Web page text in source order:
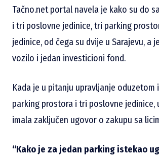
Tačno.net portal navela je kako su do
i tri poslovne jedinice, tri parking
jedinice, od čega su dvije u Sarajevu,
vozilo i jedan investicioni fond.
Kada je u pitanju upravljanje
parking prostora i tri poslovne jedinice,
imala zaključen ugovor o zakupu sa
“Kako je za jedan parking istekao